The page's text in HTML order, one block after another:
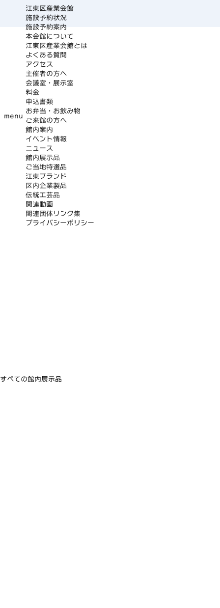
menu
江東区産業会館
施設予約状況
施設予約案内
本会館について
江東区産業会館とは
よくある質問
アクセス
主催者の方へ
会議室・展示室
料金
申込書類
お弁当・お飲み物
ご来館の方へ
館内案内
イベント情報
ニュース
館内展示品
ご当地特選品
江東ブランド
区内企業製品
伝統工芸品
関連動画
関連団体リンク集
プライバシーポリシー
すべての館内展示品